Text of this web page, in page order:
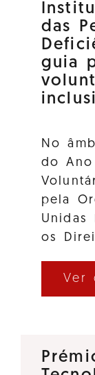
das
guia
No
do
pela
Unidas
os
Ver